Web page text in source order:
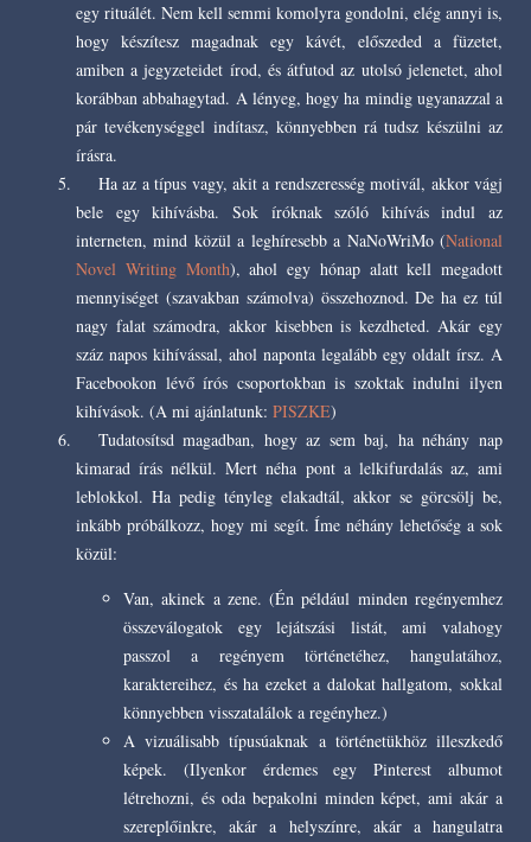
egy rituálét. Nem kell semmi komolyra gondolni, elég annyi is,
hogy készítesz magadnak egy kávét, előszeded a füzetet,
amiben a jegyzeteidet írod, és átfutod az utolsó jelenetet, ahol
korábban abbahagytad. A lényeg, hogy ha mindig ugyanazzal a
pár tevékenységgel indítasz, könnyebben rá tudsz készülni az
írásra.
Ha az a típus vagy, akit a rendszeresség motivál, akkor vágj
bele egy kihívásba. Sok íróknak szóló kihívás indul az
interneten, mind közül a leghíresebb a NaNoWriMo (National
Novel Writing Month), ahol egy hónap alatt kell megadott
mennyiséget (szavakban számolva) összehoznod. De ha ez túl
nagy falat számodra, akkor kisebben is kezdheted. Akár egy
száz napos kihívással, ahol naponta legalább egy oldalt írsz. A
Facebookon lévő írós csoportokban is szoktak indulni ilyen
kihívások. (A mi ajánlatunk: PISZKE)
Tudatosítsd magadban, hogy az sem baj, ha néhány nap
kimarad írás nélkül. Mert néha pont a lelkifurdalás az, ami
leblokkol. Ha pedig tényleg elakadtál, akkor se görcsölj be,
inkább próbálkozz, hogy mi segít. Íme néhány lehetőség a sok
közül:
Van, akinek a zene. (Én például minden regényemhez
összeválogatok egy lejátszási listát, ami valahogy
passzol a regényem történetéhez, hangulatához,
karaktereihez, és ha ezeket a dalokat hallgatom, sokkal
könnyebben visszatalálok a regényhez.)
A vizuálisabb típusúaknak a történetükhöz illeszkedő
képek. (Ilyenkor érdemes egy Pinterest albumot
létrehozni, és oda bepakolni minden képet, ami akár a
szereplőinkre, akár a helyszínre, akár a hangulatra